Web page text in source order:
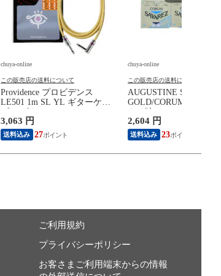
chuya-online
この販売店の送料について
Providence プロビデンス
LE501 1m SL YL ギターケー
3,063 円
送料込み 27
chuya-online
この販売店の送料について
AUGUSTINE SAVAREZ
GOLD/CORUM クラシ
2,604 円
送料込み 23
ご利用規約
プライバシーポリシー
お客さまご利用端末からの情報